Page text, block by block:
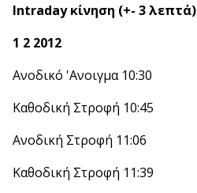
Intraday κίνηση (+- 3 λεπτά)
1 2 2012
Ανοδικό 'Aνοιγμα 10:30
Καθοδική Στροφή 10:45
Ανοδική Στροφή 11:06
Καθοδική Στροφή 11:39